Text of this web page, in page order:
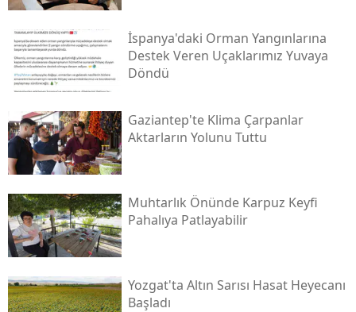
İspanya'daki Orman Yangınlarına
Destek Veren Uçaklarımız Yuvaya
Döndü
Gaziantep'te Klima Çarpanlar
Aktarların Yolunu Tuttu
Muhtarlık Önünde Karpuz Keyfi
Pahalıya Patlayabilir
Yozgat'ta Altın Sarısı Hasat Heyecanı
Başladı